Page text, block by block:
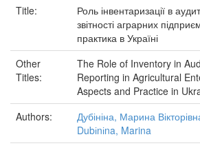
Title:
Роль інвентаризації в
звітності аграрних
практика в Україні
Other
Titles:
The Role of Inventory in
Reporting in Agricultural
Aspects and Practice in
Authors:
Дубініна, Марина
Dubіnіna, Marina